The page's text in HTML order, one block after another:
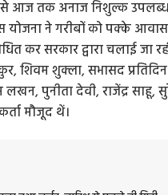
आज तक अनाज निशुल्क उपलब्ध
योजना ने गरीबों को पक्के
कर सरकार द्वारा चलाई जा
शिवम शुक्ला, सभासद
लखन, पुनीता देवी, राजेंद्र साहू,
मौजूद थें।